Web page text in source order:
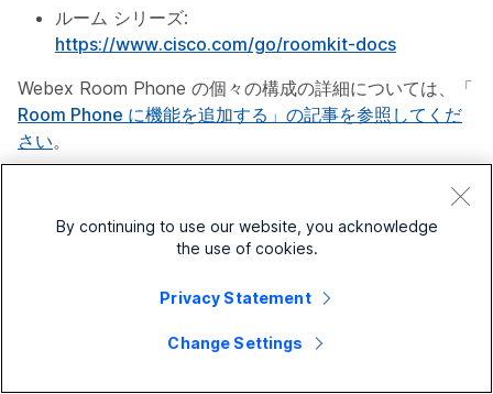
ルーム シリーズ:
https://www.cisco.com/go/roomkit-docs
Webex Room Phone の個々の構成の詳細については、「
Room Phone に機能を追加する」の記事を参照してくだ
さい。
次の構成は、Webex 登録済みデバイスの Control Hub か
By continuing to use our website, you acknowledge
the use of cookies.
Privacy Statement
Change Settings